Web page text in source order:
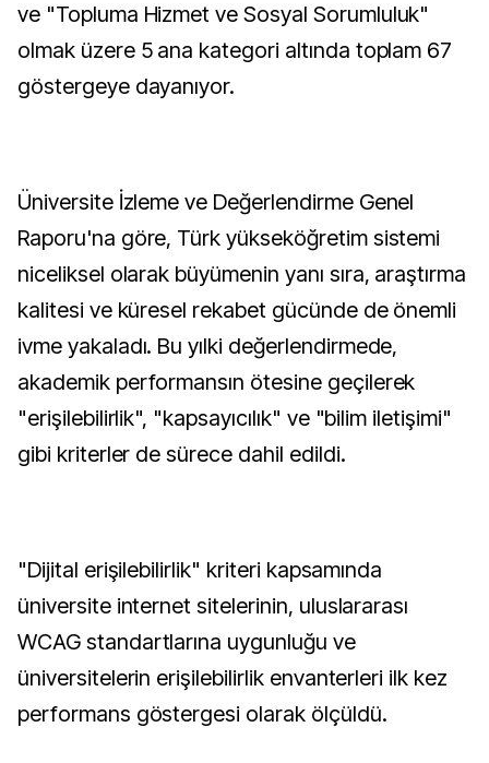
ve "Topluma Hizmet ve Sosyal Sorumluluk"
olmak üzere 5 ana kategori altında toplam 67
göstergeye dayanıyor.
Üniversite İzleme ve Değerlendirme Genel
Raporu'na göre, Türk yükseköğretim sistemi
niceliksel olarak büyümenin yanı sıra, araştırma
kalitesi ve küresel rekabet gücünde de önemli
ivme yakaladı. Bu yılki değerlendirmede,
akademik performansın ötesine geçilerek
"erişilebilirlik", "kapsayıcılık" ve "bilim iletişimi"
gibi kriterler de sürece dahil edildi.
"Dijital erişilebilirlik" kriteri kapsamında
üniversite internet sitelerinin, uluslararası
WCAG standartlarına uygunluğu ve
üniversitelerin erişilebilirlik envanterleri ilk kez
performans göstergesi olarak ölçüldü.